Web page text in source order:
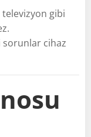
televizyon gibi
sorunlar cihaz